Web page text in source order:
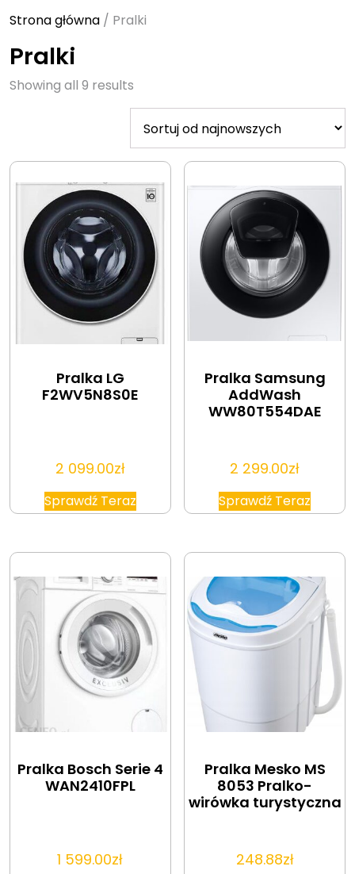
Strona główna / Pralki
Pralki
Showing all 9 results
by
latest
Pralka LG
F2WV5N8S0E
2 099.00zł
Sprawdź Teraz
Pralka Samsung
AddWash
WW80T554DAE
2 299.00zł
Sprawdź Teraz
Pralka Bosch Serie 4
WAN2410FPL
1 599.00zł
Pralka Mesko MS
8053 Pralko-
wirówka turystyczna
248.88zł